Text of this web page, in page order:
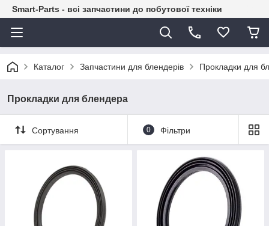
Smart-Parts - всі запчастини до побутової техніки
Каталог Запчастини для блендерів Прокладки для
Прокладки для блендера
Сортування 0 Фільтри